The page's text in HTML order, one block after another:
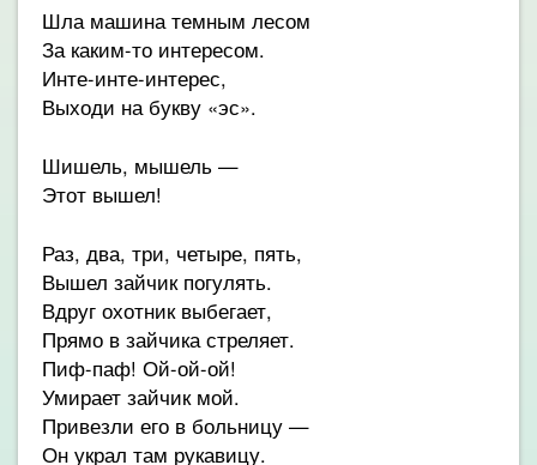
Шла машина темным лесом
За каким-то интересом.
Инте-инте-интерес,
Выходи на букву «эс».
Шишель, мышель —
Этот вышел!
Раз, два, три, четыре, пять,
Вышел зайчик погулять.
Вдруг охотник выбегает,
Прямо в зайчика стреляет.
Пиф-паф! Ой-ой-ой!
Умирает зайчик мой.
Привезли его в больницу —
Он украл там рукавицу.